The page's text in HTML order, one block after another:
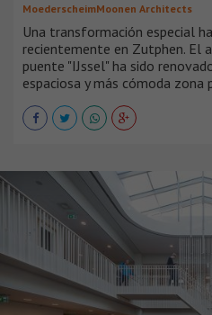
MoederscheimMoonen Architects
Una transformación especial
recientemente en Zutphen. El
puente "IJssel" ha sido
espaciosa y más cómoda zona